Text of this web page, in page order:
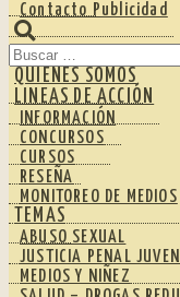
Contacto Publicidad
Buscar:
QUIENES SOMOS
LINEAS DE ACCIÓN
INFORMACIÓN
CONCURSOS
CURSOS
RESEÑA
MONITOREO DE MEDIOS
TEMAS
ABUSO SEXUAL
JUSTICIA PENAL
MEDIOS Y NIÑEZ